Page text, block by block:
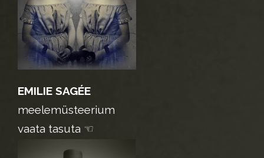
EMILIE SAGÉE
meelemüsteerium
vaata tasuta ☜